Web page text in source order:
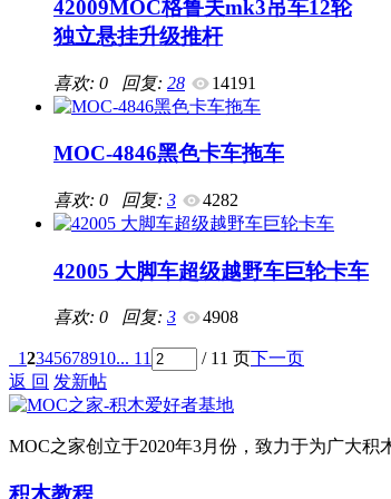
42009MOC格鲁夫mk3吊车12轮
独立悬挂升级推杆
喜欢: 0 回复: 28 14191
MOC-4846黑色卡车拖车
喜欢: 0 回复: 3 4282
42005 大脚车超级越野车巨轮卡车
喜欢: 0 回复: 3 4908
12345678910... 11 / 11 页下一页
返 回 发新帖
MOC之家创立于2020年3月份，致力于为广大
积木教程